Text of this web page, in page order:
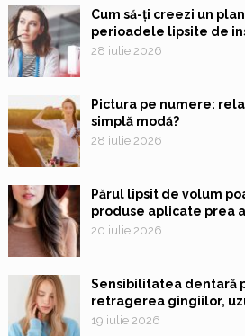
Cum să-ți creezi un
perioadele lipsite de
28 iulie 2026
Pictura pe numere:
simplă modă?
28 iulie 2026
Părul lipsit de volum
produse aplicate prea
20 iulie 2026
Sensibilitatea dentară
retragerea gingiilor,
19 iulie 2026